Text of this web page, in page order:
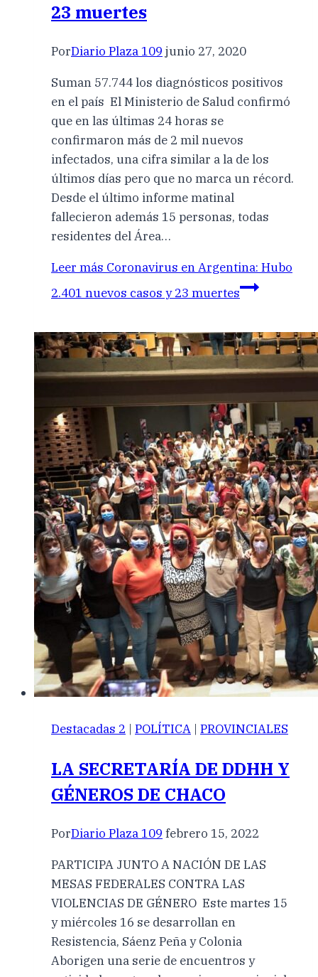
23 muertes
PorDiario Plaza 109 junio 27, 2020
Suman 57.744 los diagnósticos positivos
en el país El Ministerio de Salud confirmó
que en las últimas 24 horas se
confirmaron más de 2 mil nuevos
infectados, una cifra similar a la de los
últimos días pero que no marca un récord.
Desde el último informe matinal
fallecieron además 15 personas, todas
residentes del Área…
Leer más Coronavirus en Argentina: Hubo
2.401 nuevos casos y 23 muertes
Destacadas 2 | POLÍTICA | PROVINCIALES
LA SECRETARÍA DE DDHH Y
GÉNEROS DE CHACO
PorDiario Plaza 109 febrero 15, 2022
PARTICIPA JUNTO A NACIÓN DE LAS
MESAS FEDERALES CONTRA LAS
VIOLENCIAS DE GÉNERO Este martes 15
y miércoles 16 se desarrollan en
Resistencia, Sáenz Peña y Colonia
Aborigen una serie de encuentros y